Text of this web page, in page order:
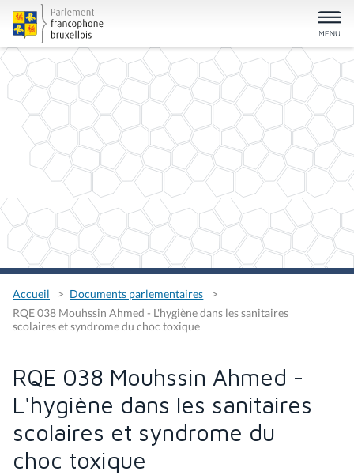
Accueil
Documents parlementaires
RQE 038 Mouhssin Ahmed - L'hygiène dans les sanitaires
scolaires et syndrome du choc toxique
RQE 038 Mouhssin Ahmed -
L'hygiène dans les sanitaires
scolaires et syndrome du
choc toxique